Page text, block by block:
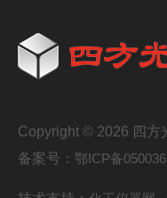
Copyright © 2026 四方
备案号： 鄂ICP备